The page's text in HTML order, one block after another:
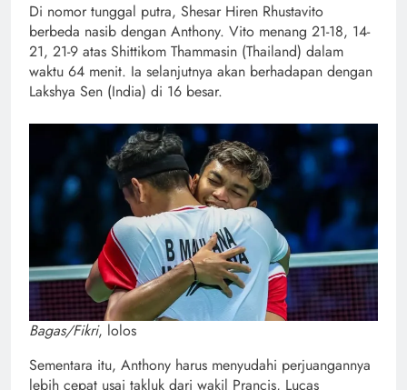
Di nomor tunggal putra, Shesar Hiren Rhustavito
berbeda nasib dengan Anthony. Vito menang 21-18, 14-
21, 21-9 atas Shittikom Thammasin (Thailand) dalam
waktu 64 menit. Ia selanjutnya akan berhadapan dengan
Lakshya Sen (India) di 16 besar.
Bagas/Fikri, lolos
Sementara itu, Anthony harus menyudahi perjuangannya
lebih cepat usai takluk dari wakil Prancis, Lucas